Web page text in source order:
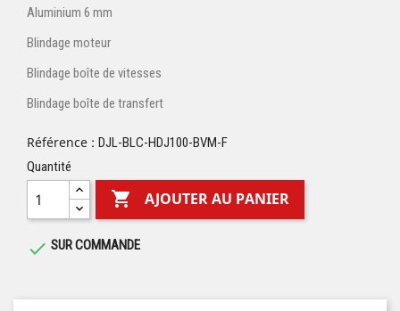
Aluminium 6 mm
Blindage moteur
Blindage boîte de vitesses
Blindage boîte de transfert
Référence : DJL-BLC-HDJ100-BVM-F
Quantité
 AJOUTER AU PANIER
 SUR COMMANDE